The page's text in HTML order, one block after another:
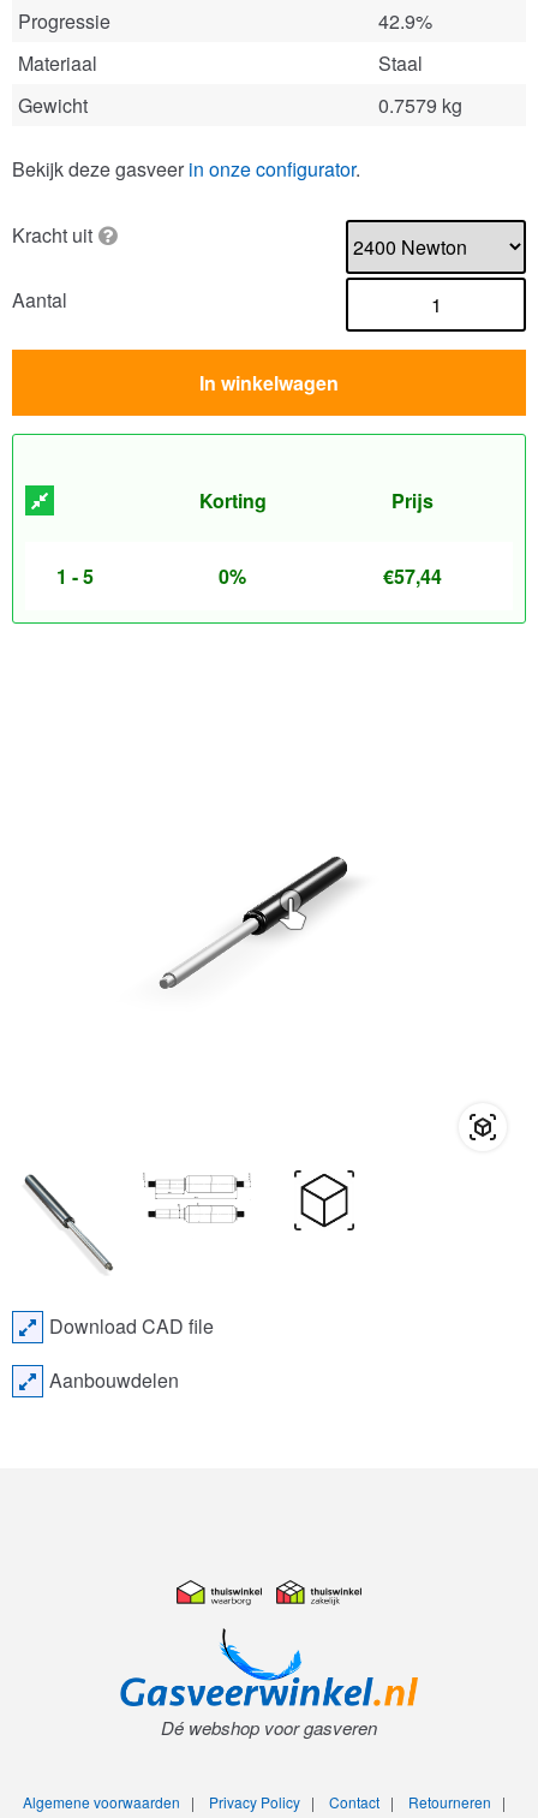
Progressie
42.9%
Materiaal
Staal
Gewicht
0.7579 kg
Bekijk deze gasveer in onze configurator.
Kracht uit
Aantal
In winkelwagen
Korting Prijs
1 - 5 0% €57,44
Download CAD file
Aanbouwdelen
Dé webshop voor gasveren
Algemene voorwaarden | Privacy Policy| Contact| Retourneren |